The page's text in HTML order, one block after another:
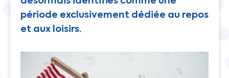
période exclusivement dédiée au repos
et aux loisirs.